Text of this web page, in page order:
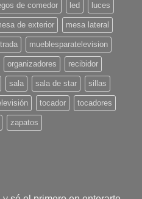
de comedor led luces
de exterior mesa lateral
mueblesparatelevision
organizadores recibidor
sala sala de star sillas
tocador tocadores
zapatos